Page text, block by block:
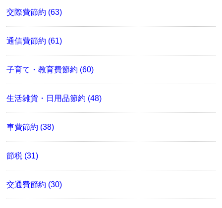
交際費節約 (63)
通信費節約 (61)
子育て・教育費節約 (60)
生活雑貨・日用品節約 (48)
車費節約 (38)
節税 (31)
交通費節約 (30)